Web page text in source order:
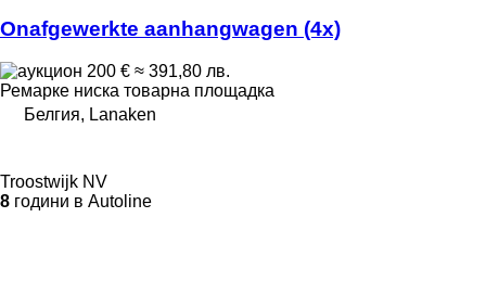
Onafgewerkte aanhangwagen (4x)
200 € ≈ 391,80 лв.
Ремарке ниска товарна площадка
Белгия, Lanaken
Troostwijk NV
8 години в Autoline